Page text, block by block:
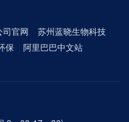
司官网
苏州蓝晓生物科技
保
阿里巴巴中文站